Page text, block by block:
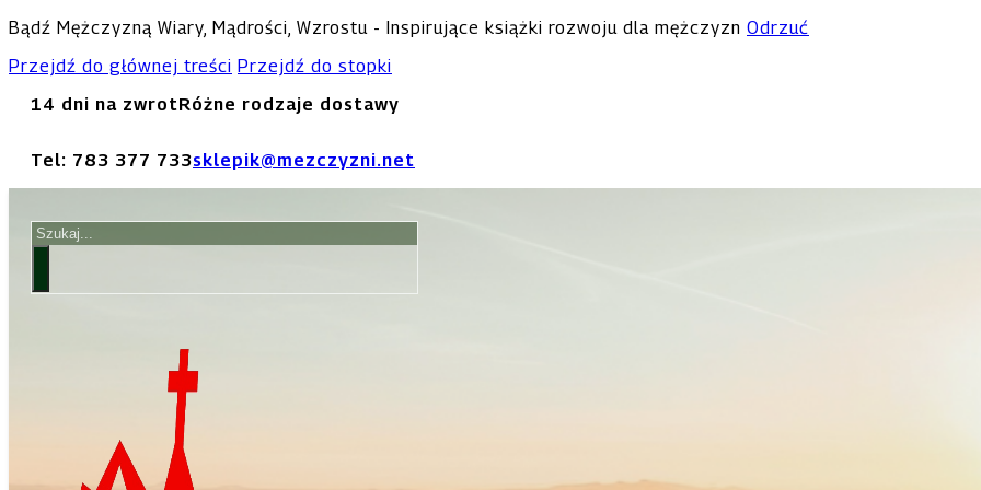
Bądź Mężczyzną Wiary, Mądrości, Wzrostu - Inspirujące książki rozwoju dla mężczyzn Odrzuć
Przejdź do głównej treści Przejdź do stopki
14 dni na zwrotRóżne rodzaje dostawy
Tel: 783 377 733sklepik@mezczyzni.net
Szukaj